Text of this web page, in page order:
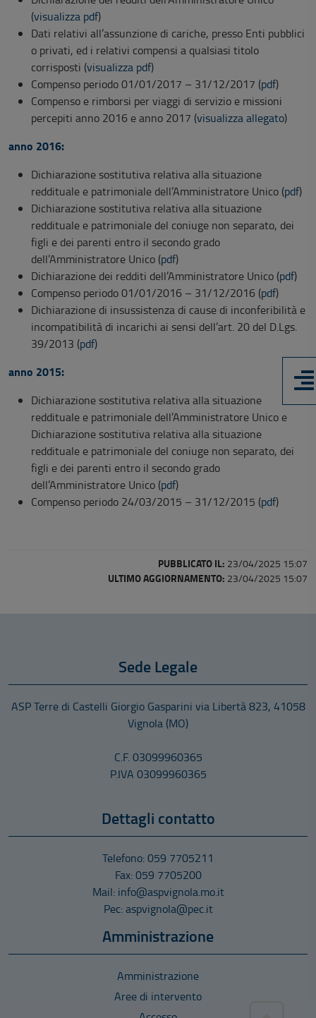
(visualizza pdf)
Dati relativi all’assunzione di cariche, presso Enti pubblici
o privati, ed i relativi compensi a qualsiasi titolo
corrisposti (visualizza pdf)
Compenso periodo 01/01/2017 – 31/12/2017 (pdf)
Compenso e rimborsi per viaggi di servizio e missioni
percepiti anno 2016 e anno 2017 (visualizza allegato)
anno 2016:
Dichiarazione sostitutiva relativa alla situazione
reddituale e patrimoniale dell’Amministratore Unico (pdf)
Dichiarazione sostitutiva relativa alla situazione
reddituale e patrimoniale del coniuge non separato, dei
figli e dei parenti entro il secondo grado
dell’Amministratore Unico (pdf)
Dichiarazione dei redditi dell’Amministratore Unico (pdf)
Compenso periodo 01/01/2016 – 31/12/2016 (pdf)
Dichiarazione di insussistenza di cause di inconferibilità e
incompatibilità di incarichi ai sensi dell’art. 20 del D.Lgs.
39/2013 (pdf)
anno 2015:
Dichiarazione sostitutiva relativa alla situazione
reddituale e patrimoniale dell’Amministratore Unico e
Dichiarazione sostitutiva relativa alla situazione
reddituale e patrimoniale del coniuge non separato, dei
figli e dei parenti entro il secondo grado
dell’Amministratore Unico (pdf)
Compenso periodo 24/03/2015 – 31/12/2015 (pdf)
PUBBLICATO IL: 23/04/2025 15:07
ULTIMO AGGIORNAMENTO: 23/04/2025 15:07
Sede Legale
ASP Terre di Castelli Giorgio Gasparini via Libertà 823, 41058
Vignola (MO)
C.F. 03099960365
P.IVA 03099960365
Dettagli contatto
Telefono: 059 7705211
Fax: 059 7705200
Mail: info@aspvignola.mo.it
Pec: aspvignola@pec.it
Amministrazione
Amministrazione
Aree di intervento